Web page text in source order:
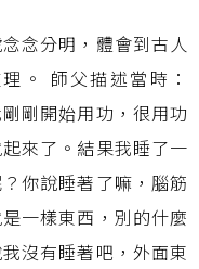
念分明，體會到古人
。 師父描述當時：
剛開始用功，很用功
來了。結果我睡了一
你說睡著了嘛，腦筋
一樣東西，別的什麼
沒有睡著吧，外面東